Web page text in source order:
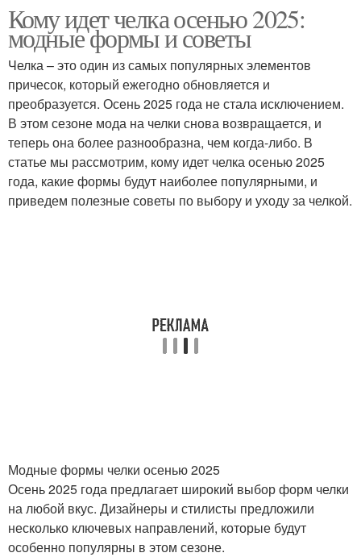
волосами
Челка с косами
Будущий челка
Челки для круглого
лица
Полукруглая челка Челка для разных типов
Кому идет челка осенью 2025:
модные формы и советы
Челка – это один из самых популярных элементов
причесок, который ежегодно обновляется и
преобразуется. Осень 2025 года не стала исключением.
В этом сезоне мода на челки снова возвращается, и
теперь она более разнообразна, чем когда-либо. В
статье мы рассмотрим, кому идет челка осенью 2025
года, какие формы будут наиболее популярными, и
приведем полезные советы по выбору и уходу за челкой.
Модные формы челки осенью 2025
Осень 2025 года предлагает широкий выбор форм челки
на любой вкус. Дизайнеры и стилисты предложили
несколько ключевых направлений, которые будут
особенно популярны в этом сезоне.